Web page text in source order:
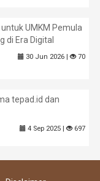
UMKM Pemula
di Era Digital
30 Jun 2026 | 70
tepad.id dan
4 Sep 2025 | 697